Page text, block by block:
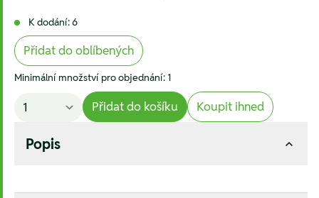
K dodání: 6
Přidat do oblíbených
Minimální množství pro objednání: 1
Přidat do košíku Koupit ihned
Popis